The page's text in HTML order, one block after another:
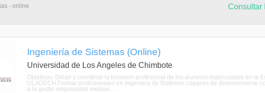
- online Consultar
Ingeniería de Sistemas (Online)
Universidad de Los Angeles de Chimbote
Objetivos: Dirigir y coordinar la formacin profesional de los alumnos matriculados en la
ULADECH.Formar profesionales en Ingeniera de Sistemas capaces de desenvolverse
a la gestin empresarial median ...